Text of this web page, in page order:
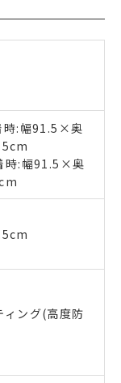
時:幅91.5×奥
時:幅91.5×奥
ィング(高度防